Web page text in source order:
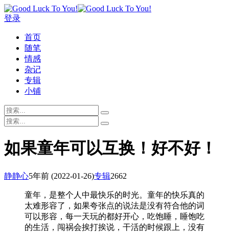
登录
首页
随笔
情感
杂记
专辑
小铺
如果童年可以互换！好不好！
静静心5年前 (2022-01-26)专辑2662
童年，是整个人中最快乐的时光。童年的快乐真的
太难形容了，如果夸张点的说法是没有符合他的词
可以形容，每一天玩的都好开心，吃饱睡，睡饱吃
的生活，闯祸会挨打挨说，干活的时候跟上，没有